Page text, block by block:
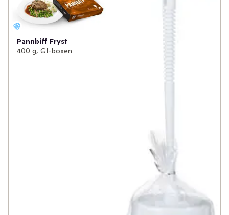
Pannbiff Fryst
400 g, GI-boxen